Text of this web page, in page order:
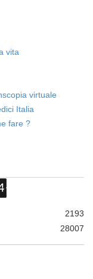
vita
virtuale
Italia
fare ?
2193
28007